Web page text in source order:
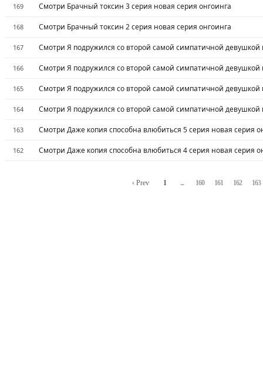
169 Смотри Брачный токсин 3 серия новая серия онгоинга
168 Смотри Брачный токсин 2 серия новая серия онгоинга
167 Смотри Я подружился со второй самой симпатичной девушкой
166 Смотри Я подружился со второй самой симпатичной девушкой
165 Смотри Я подружился со второй самой симпатичной девушкой
164 Смотри Я подружился со второй самой симпатичной девушкой
163 Смотри Даже копия способна влюбиться 5 серия новая серия
162 Смотри Даже копия способна влюбиться 4 серия новая серия
‹ Prev 1 ... 160 161 162 163